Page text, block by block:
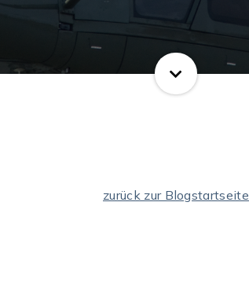
zurück zur Blogstartseite